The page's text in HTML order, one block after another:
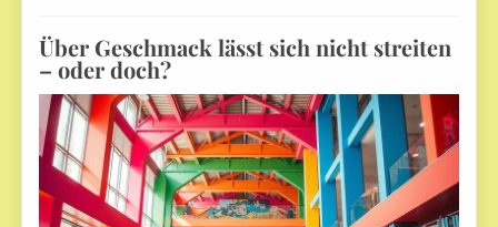
Über Geschmack lässt sich nicht streiten
– oder doch?